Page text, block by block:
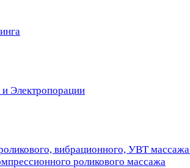
Электропорации
вибрационного, УВТ массажа
роликового массажа